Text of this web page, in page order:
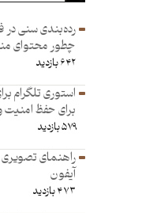
رده‌بندی سنی در
چطور محتوای
۶۴۲ بازدید
برای حفظ
۵۷۹ بازدید
راهنمای
آیفون
۴۷۳ بازدید